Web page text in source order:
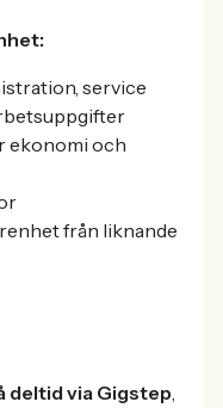
service
ekonomi och
från liknande
deltid via Gigstep,